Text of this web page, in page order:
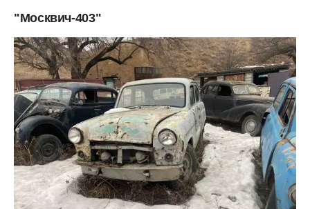
"Москвич-403"